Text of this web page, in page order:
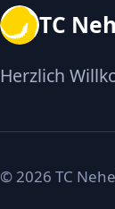
TC
Herzlich
© 2026 TC